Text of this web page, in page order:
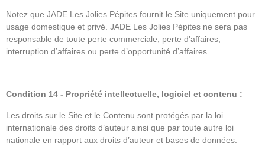
Notez que JADE Les Jolies Pépites fournit le Site uniquement pour
usage domestique et privé. JADE Les Jolies Pépites ne sera pas
responsable de toute perte commerciale, perte d’affaires,
interruption d’affaires ou perte d’opportunité d’affaires.
Condition 14 - Propriété intellectuelle, logiciel et contenu :
Les droits sur le Site et le Contenu sont protégés par la loi
internationale des droits d’auteur ainsi que par toute autre loi
nationale en rapport aux droits d’auteur et bases de données.